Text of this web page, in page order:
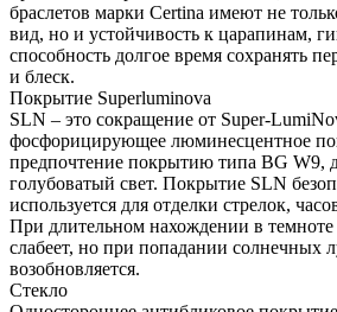
браслетов марки Certina имеют не
вид, но и устойчивость к царапинам,
способность долгое время сохранять
и блеск.
Покрытие Superluminova
SLN – это сокращение от Super-
фосфорицирующее люминесцентное
предпочтение покрытию типа BG W9,
голубоватый свет. Покрытие SLN
используется для отделки стрелок,
При длительном нахождении в темноте
слабеет, но при попадании солнечных
возобновляется.
Стекло